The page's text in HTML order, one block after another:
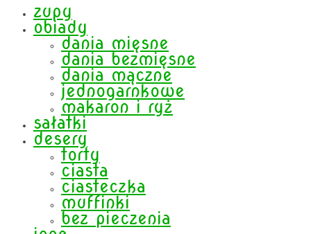
zupy
obiady
dania mięsne
dania bezmięsne
dania mączne
jednogarnkowe
makaron i ryż
sałatki
desery
torty
ciasta
ciasteczka
muffinki
bez pieczenia